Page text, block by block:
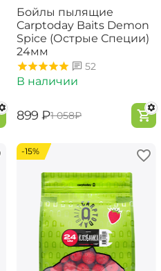
Бойлы пылящие
Carptoday Baits Demon
Spice (Острые Специи)
24мм
52
В наличии
‍899‍ ₽‍1 058‍₽
-15%